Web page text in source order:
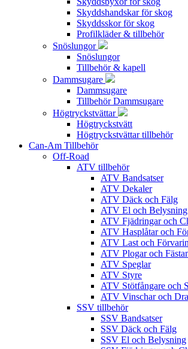
Skyddshandskar för skog
Skyddsskor för skog
Profilkläder & tillbehör
Snöslungor
Snöslungor
Tillbehör & kapell
Dammsugare
Dammsugare
Tillbehör Dammsugare
Högtryckstvättar
Högtryckstvätt
Högtryckstvättar tillbehör
Can-Am Tillbehör
Off-Road
ATV tillbehör
ATV Bandsatser
ATV Dekaler
ATV Däck och Fälg
ATV El och Belysning
ATV Fjädringar och
ATV Hasplåtar och
ATV Last och
ATV Plogar och
ATV Speglar
ATV Styre
ATV Stötfångare och
ATV Vinschar och
SSV tillbehör
SSV Bandsatser
SSV Däck och Fälg
SSV El och Belysning